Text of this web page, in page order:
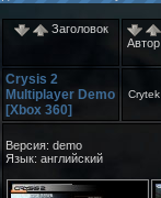
Заголовок
Автор
Crysis 2
Multiplayer Demo
[Xbox 360]
Crytek
Версия: demo
Язык: английский